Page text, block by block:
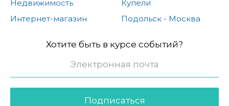
Недвижимость
Интернет-магазин
Купели
Подольск - Москва
Хотите быть в курсе событий?
Подписаться